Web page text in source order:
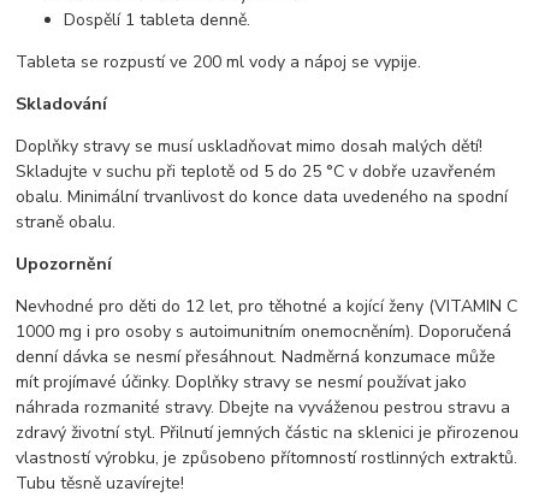
Dospělí 1 tableta denně.
Tableta se rozpustí ve 200 ml vody a nápoj se vypije.
Skladování
Doplňky stravy se musí uskladňovat mimo dosah malých dětí!
Skladujte v suchu při teplotě od 5 do 25 °C v dobře uzavřeném
obalu. Minimální trvanlivost do konce data uvedeného na spodní
straně obalu.
Upozornění
Nevhodné pro děti do 12 let, pro těhotné a kojící ženy (VITAMIN C
1000 mg i pro osoby s autoimunitním onemocněním). Doporučená
denní dávka se nesmí přesáhnout. Nadměrná konzumace může
mít projímavé účinky. Doplňky stravy se nesmí používat jako
náhrada rozmanité stravy. Dbejte na vyváženou pestrou stravu a
zdravý životní styl. Přilnutí jemných částic na sklenici je přirozenou
vlastností výrobku, je způsobeno přítomností rostlinných extraktů.
Tubu těsně uzavírejte!